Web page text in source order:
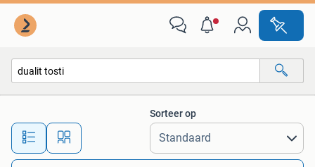
Alle afstanden…
Sorteer op